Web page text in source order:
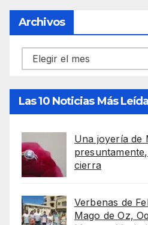
Archivos
Archivos
Las 10 Noticias Más
Una joyería de
cierra
Verbenas de
Mago de Oz,